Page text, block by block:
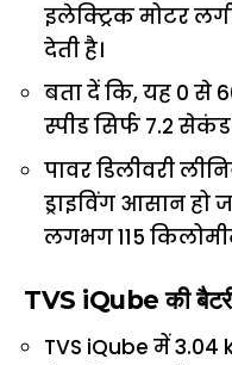
इलेक्ट्रिक मोटर
देती है।
बता दें कि, यह 0 से
स्पीड सिर्फ 7.2
पावर डिलीवरी
ड्राइविंग आसान हो
लगभग 115
TVS iQube की
TVS iQube में